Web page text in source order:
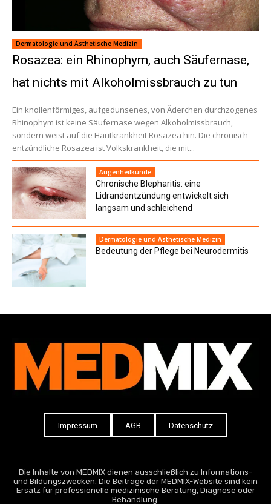
Dermatologie und Ästhetische Medizin
Rosazea: ein Rhinophym, auch Säufernase,
hat nichts mit Alkoholmissbrauch zu tun
Ein knollenförmiges, aufgedunsenes, von Äderchen durchzogenes
Rhinophym ist keine Säufernase wegen Alkoholmissbrauch,
sondern weist auf die Hautkrankheit Rosazea hin. Die chronisch
entzündliche Rosazea ist Volkskrankheit, die mit...
Augenheilkunde
Chronische Blepharitis: eine
Lidrandentzündung entwickelt sich
langsam und schleichend
Dermatologie und Ästhetische Medizin
Bedeutung der Pflege bei Neurodermitis
Impressum AGB Datenschutz
Die Inhalte von MEDMIX dienen ausschließlich zu Informations-
und Bildungszwecken. Die Beiträge der MEDMIX-Website sind kein
Ersatz für professionelle medizinische Beratung, Diagnose oder
Behandlung.